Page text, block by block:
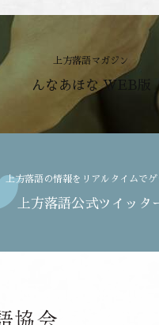
上方落語マガジン
んなあほな WEB版
上方落語の情報をリアルタイムでゲ
上方落語公式ツイッタ